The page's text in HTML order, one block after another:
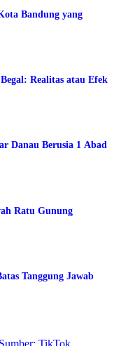
Bandung yang
Realitas atau Efek
Danau Berusia 1 Abad
Ratu Gunung
Tanggung Jawab